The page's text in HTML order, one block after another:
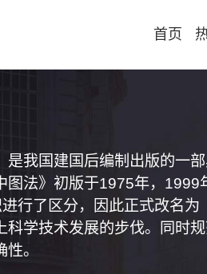
首页
我国建国后编制出版的一
法》初版于1975年，
行了区分，因此正式改名
学技术发展的步伐。同时
。